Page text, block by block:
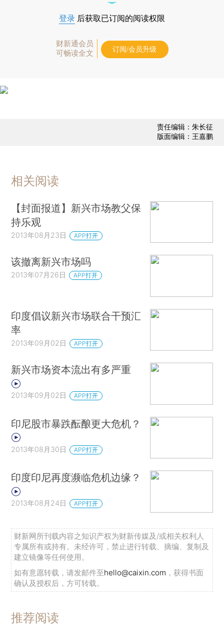
登录 后获取已订阅的阅读权限
财新通会员
可畅读全文
订阅/会员升级
责任编辑：朱长征
版面编辑：王嘉鹏
相关阅读
【封面报道】新兴市场教父保
持乐观
2013年08月23日 APP打开
该撤离新兴市场吗
2013年07月26日 APP打开
印度倡议新兴市场联合干预汇
率
2013年09月02日 APP打开
新兴市场资本流出有多严重
2013年09月02日 APP打开
印尼股市暴跌酝酿更大危机？
2013年08月30日 APP打开
印度印尼再度濒临危机边缘？
2013年08月24日 APP打开
财新网所刊载内容之知识产权为财新传媒及/或相关权利人
专属所有或持有。未经许可，禁止进行转载、摘编、复制及
建立镜像等任何使用。
如有意愿转载，请发邮件至hello@caixin.com ，获得书面
确认及授权后，方可转载。
推荐阅读